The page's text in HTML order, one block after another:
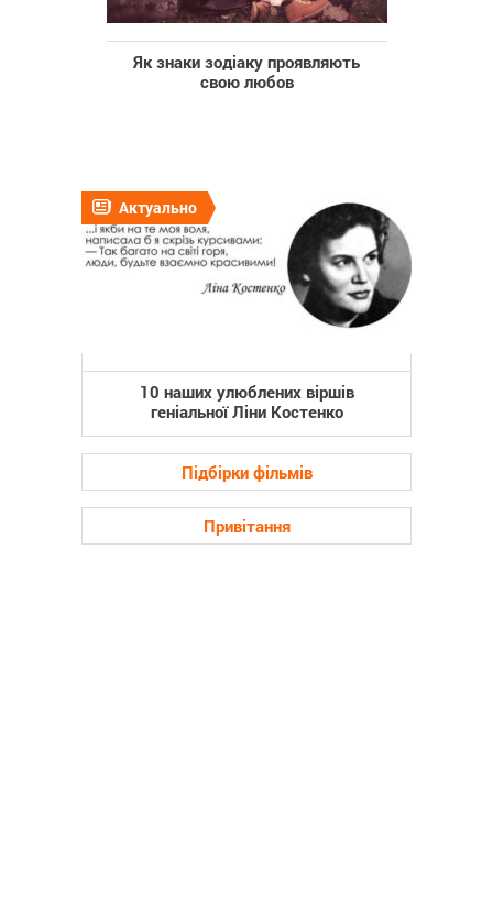
Як знаки зодіаку проявляють
свою любов
Актуально
10 наших улюблених віршів
геніальної Ліни Костенко
Підбірки фільмів
Привітання